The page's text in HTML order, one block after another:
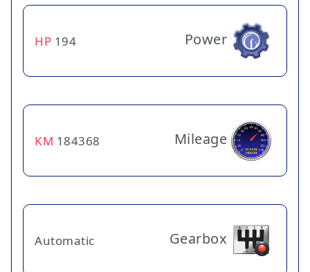
Power
194
HP
Mileage
184368
KM
Gearbox
Automatic